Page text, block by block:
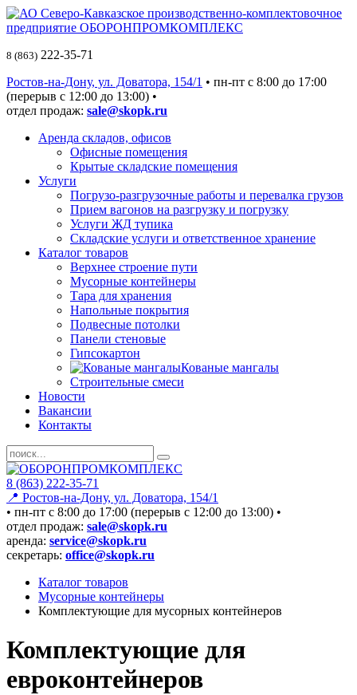
8 (863) 222-35-71
Ростов-на-Дону, ул. Доватора, 154/1 • пн-пт c 8:00 до 17:00
(перерыв с 12:00 до 13:00) •
отдел продаж: sale@skopk.ru
Аренда складов, офисов
Офисные помещения
Крытые складские помещения
Услуги
Погрузо-разгрузочные работы и перевалка грузов
Прием вагонов на разгрузку и погрузку
Услуги ЖД тупика
Складские услуги и ответственное хранение
Каталог товаров
Верхнее строение пути
Мусорные контейнеры
Тара для хранения
Напольные покрытия
Подвесные потолки
Панели стеновые
Гипсокартон
Кованые мангалы
Строительные смеси
Новости
Вакансии
Контакты
8 (863) 222-35-71
📍 Ростов-на-Дону, ул. Доватора, 154/1
• пн-пт c 8:00 до 17:00 (перерыв с 12:00 до 13:00) •
отдел продаж: sale@skopk.ru
аренда: service@skopk.ru
секретарь: office@skopk.ru
Каталог товаров
Мусорные контейнеры
Комплектующие для мусорных контейнеров
Комплектующие для
евроконтейнеров